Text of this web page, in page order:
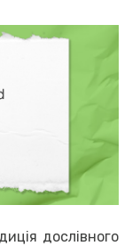
дослівного